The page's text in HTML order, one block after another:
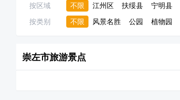
按区域 不限 江州区 扶绥县 宁明县
按类别
不限 风景名胜 公园 植物园
崇左市旅游景点